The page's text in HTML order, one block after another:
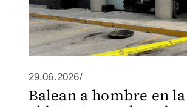
29.06.2026/
Balean a hombre en